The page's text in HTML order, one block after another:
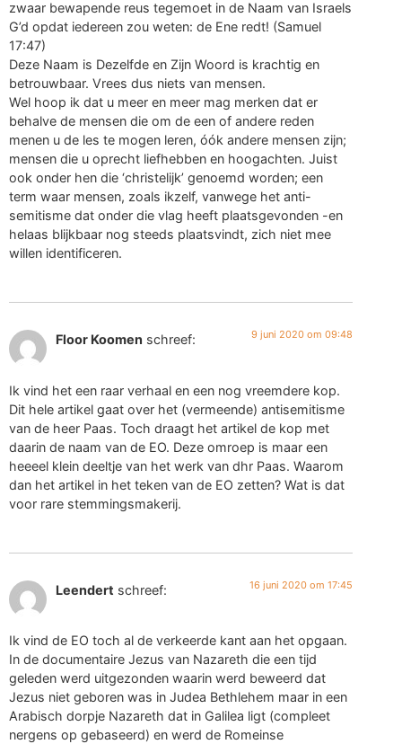
zwaar bewapende reus tegemoet in de Naam van Israels
G’d opdat iedereen zou weten: de Ene redt! (Samuel
17:47)
Deze Naam is Dezelfde en Zijn Woord is krachtig en
betrouwbaar. Vrees dus niets van mensen.
Wel hoop ik dat u meer en meer mag merken dat er
behalve de mensen die om de een of andere reden
menen u de les te mogen leren, óók andere mensen zijn;
mensen die u oprecht liefhebben en hoogachten. Juist
ook onder hen die ‘christelijk’ genoemd worden; een
term waar mensen, zoals ikzelf, vanwege het anti-
semitisme dat onder die vlag heeft plaatsgevonden -en
helaas blijkbaar nog steeds plaatsvindt, zich niet mee
willen identificeren.
Floor Koomen schreef: 9 juni 2020 om 09:48
Ik vind het een raar verhaal en een nog vreemdere kop.
Dit hele artikel gaat over het (vermeende) antisemitisme
van de heer Paas. Toch draagt het artikel de kop met
daarin de naam van de EO. Deze omroep is maar een
heeeel klein deeltje van het werk van dhr Paas. Waarom
dan het artikel in het teken van de EO zetten? Wat is dat
voor rare stemmingsmakerij.
Leendert schreef: 16 juni 2020 om 17:45
Ik vind de EO toch al de verkeerde kant aan het opgaan.
In de documentaire Jezus van Nazareth die een tijd
geleden werd uitgezonden waarin werd beweerd dat
Jezus niet geboren was in Judea Bethlehem maar in een
Arabisch dorpje Nazareth dat in Galilea ligt (compleet
nergens op gebaseerd) en werd de Romeinse